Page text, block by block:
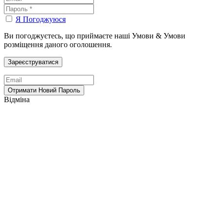
Я Погоджуюся
Ви погоджуєтесь, що приймаєте наші Умови & Умови
розміщення даного оголошення.
Відміна